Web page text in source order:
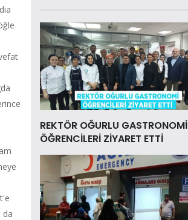
da
REKTÖR OĞURLU GASTRONOMİ
ÖĞRENCİLERİ ZİYARET ETTİ